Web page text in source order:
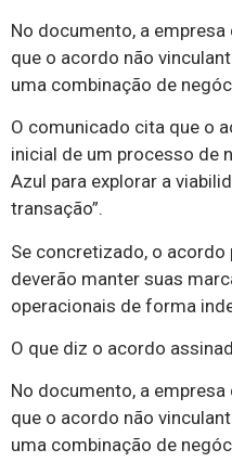
No documento, a
que o acordo não
uma combinação de
O comunicado cita que o
inicial de um processo de
Azul para explorar a
transação”.
Se concretizado, o acordo
deverão manter suas
operacionais de forma
O que diz o acordo
No documento, a
que o acordo não
uma combinação de